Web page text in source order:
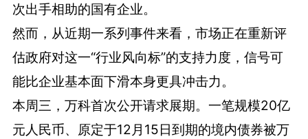
次出手相助的国有企业。
然而，从近期一系列事件来看，市场正在重新评
估政府对这一“行业风向标”的支持力度，信号可
能比企业基本面下滑本身更具冲击力。
本周三，万科首次公开请求展期。一笔规模20亿
元人民币、原定于12月15日到期的境内债券被万